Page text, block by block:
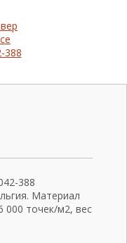
388
Материал
000 точек/м2, вес